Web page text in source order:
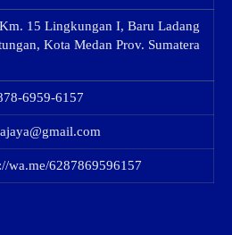
15 Lingkungan I, Baru Ladang
Kota Medan Prov. Sumatera
6959-6157
wa.me/6287869596157